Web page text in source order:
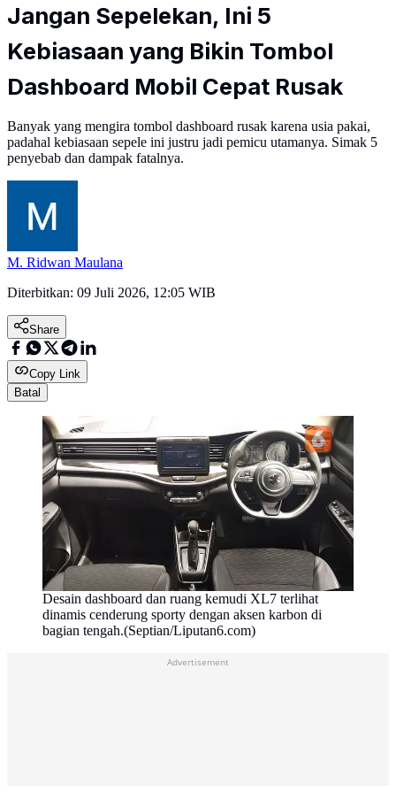
Jangan Sepelekan, Ini 5
Kebiasaan yang Bikin Tombol
Dashboard Mobil Cepat Rusak
Banyak yang mengira tombol dashboard rusak karena usia pakai,
padahal kebiasaan sepele ini justru jadi pemicu utamanya. Simak 5
penyebab dan dampak fatalnya.
M. Ridwan Maulana
Diterbitkan: 09 Juli 2026, 12:05 WIB
Share
Copy Link
Batal
Desain dashboard dan ruang kemudi XL7 terlihat
dinamis cenderung sporty dengan aksen karbon di
bagian tengah.(Septian/Liputan6.com)
Advertisement